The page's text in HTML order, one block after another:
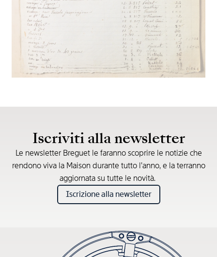
Iscriviti alla newsletter
Le newsletter Breguet le faranno scoprire le notizie che
rendono viva la Maison durante tutto l’anno, e la terranno
aggiornata su tutte le novità.
Iscrizione alla newsletter